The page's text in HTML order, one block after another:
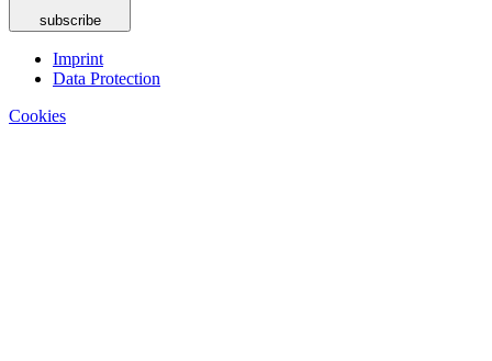
subscribe
Imprint
Data Protection
Cookies